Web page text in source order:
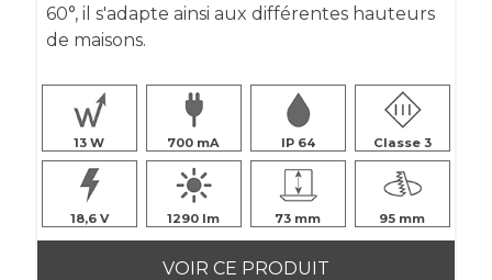
60°, il s'adapte ainsi aux différentes hauteurs
de maisons.
13 700 IP 64 Classe 3
18,6 1290 73 95
VOIR CE PRODUIT